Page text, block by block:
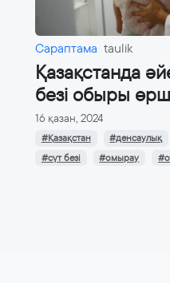
Сараптама taulik
Қазақстанда
безі обыры
16 қазан, 2024
#Қазақстан #денсаулық
#сүт безі
#омырау